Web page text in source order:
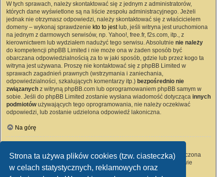
Strona ta używa plików cookies (tzw. ciasteczka)
w celach statystycznych, reklamowych oraz
W tych sprawach, należy skontaktować się z jednym z administratorów,
których dane wyświetlone są na liście zespołu administracyjnego. Jeżeli
jednak nie otrzymasz odpowiedzi, należy skontaktować się z właścicielem
domeny – wykonaj sprawdzenie kto to jestlub, jeśli witryna jest uruchomiona
na jednym z darmowych serwisów, np. Yahoo!, free.fr, f2s.com, itp., z
kierownictwem lub wydziałem nadużyć tego serwisu. Absolutnie nie należy
do kompetencji phpBB Limited i nie może ona w żaden sposób być
obarczana odpowiedzialnością za to w jaki sposób, gdzie lub przez kogo ta
witryna jest używana. Proszę nie kontaktować się z phpBB Limited w
sprawach zagadnień prawnych (wstrzymania i zaniechania,
odpowiedzialności, szkalujących komentarzy itp.) bezpośrednio nie
związanych z witryną phpBB.com lub oprogramowaniem phpBB samym w
sobie. Jeśli do phpBB Limited zostanie wysłana wiadomość dotycząca innych
podmiotówużywających tego oprogramowania, nie należy oczekiwać
odpowiedzi, lub zostanie udzielona odpowiedź lakoniczna.
Na górę
Wszyscy użytkownicy witryny mogą używać – jeśli funkcja ta jest włączona
przez administratora witryny – formularza „Kontakt z nami”. Członkowie
witryny mogą także używać odnośnika „Zespół administracyjny”.